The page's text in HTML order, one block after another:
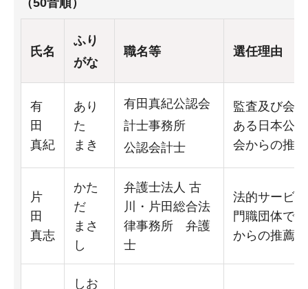
氏名
ふり
がな
職名等 選任理由
有
田
真紀
あり
た
まき
有田真紀公認会
計士事務所
公認会計士
監査及び会
ある日本公
会からの推
片
田
真志
かた
だ
まさ
し
弁護士法人 古
川・片田総合法
律事務所 弁護
士
法的サービ
門職団体で
からの推薦
しお